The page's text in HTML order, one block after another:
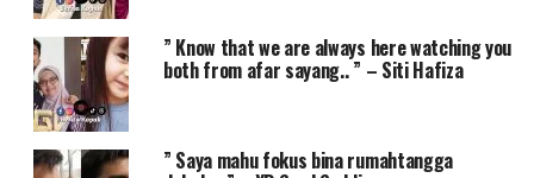
” Know that we are always here watching you
both from afar sayang.. ” – Siti Hafiza
” Saya mahu fokus bina rumahtangga